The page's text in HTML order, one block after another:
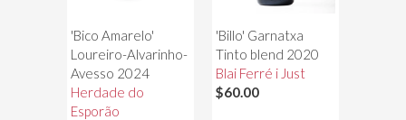
'Bico Amarelo'
Loureiro-Alvarinho-
Avesso 2024
Herdade do
Esporão
'Billo' Garnatxa
Tinto blend 2020
Blai Ferré i Just
$60.00